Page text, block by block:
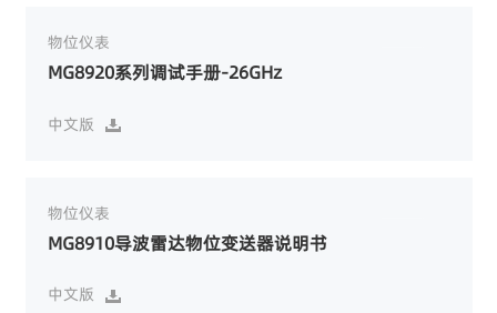
物位仪表
MG8920系列调试手册-26GHz
中文版 
物位仪表
MG8910导波雷达物位变送器说明书
中文版 